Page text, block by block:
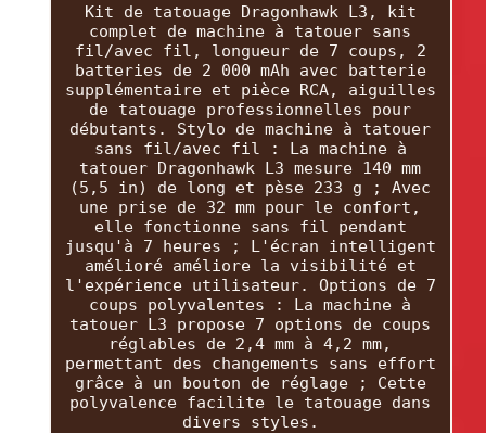
Kit de tatouage Dragonhawk L3, kit
complet de machine à tatouer sans
fil/avec fil, longueur de 7 coups, 2
batteries de 2 000 mAh avec batterie
supplémentaire et pièce RCA, aiguilles
de tatouage professionnelles pour
débutants. Stylo de machine à tatouer
sans fil/avec fil : La machine à
tatouer Dragonhawk L3 mesure 140 mm
(5,5 in) de long et pèse 233 g ; Avec
une prise de 32 mm pour le confort,
elle fonctionne sans fil pendant
jusqu'à 7 heures ; L'écran intelligent
amélioré améliore la visibilité et
l'expérience utilisateur. Options de 7
coups polyvalentes : La machine à
tatouer L3 propose 7 options de coups
réglables de 2,4 mm à 4,2 mm,
permettant des changements sans effort
grâce à un bouton de réglage ; Cette
polyvalence facilite le tatouage dans
divers styles.